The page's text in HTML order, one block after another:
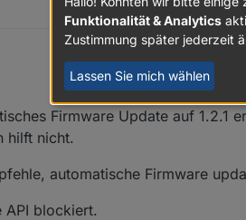
ioBroker.tapo
bitte das latest Repo auswählen:
Firmware Update auf 1.2.1
hilft nicht.
automatische Firmware
API blockiert.
Funktionalität & Analytics
Zustimmung später jederzeit
Lassen Sie mich wählen